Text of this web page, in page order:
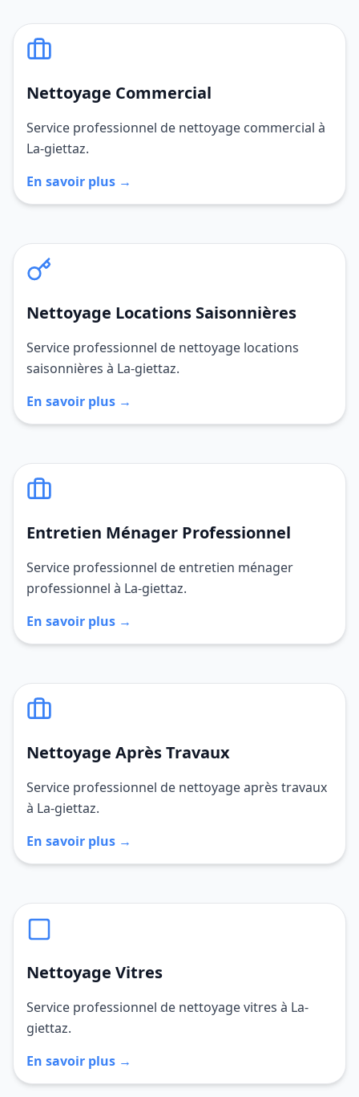
Nettoyage Commercial
Service professionnel de nettoyage commercial à
La-giettaz.
En savoir plus →
Nettoyage Locations Saisonnières
Service professionnel de nettoyage locations
saisonnières à La-giettaz.
En savoir plus →
Entretien Ménager Professionnel
Service professionnel de entretien ménager
professionnel à La-giettaz.
En savoir plus →
Nettoyage Après Travaux
Service professionnel de nettoyage après travaux
à La-giettaz.
En savoir plus →
Nettoyage Vitres
Service professionnel de nettoyage vitres à La-
giettaz.
En savoir plus →